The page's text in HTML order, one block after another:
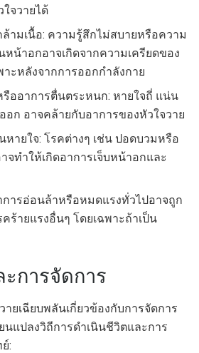
จวายได้
ามเนื้อ: ความรู้สึกไม่สบายหรือความ
หน้าอกอาจเกิดจากความเครียดของ
าะหลังจากการออกกำลังกาย
รืออาการตื่นตระหนก: หายใจถี่ แน่น
อก อาจคล้ายกับอาการของหัวใจวาย
หายใจ: โรคต่างๆ เช่น ปอดบวมหรือ
จทำให้เกิดอาการเจ็บหน้าอกและ
การอ่อนล้าหรือหมดแรงทั่วไปอาจถูก
คร้ายแรงอื่นๆ โดยเฉพาะถ้าเป็น
การจัดการ
ยเฉียบพลันเกี่ยวข้องกับการจัดการ
นแปลงวิถีการดำเนินชีวิตและการ
: